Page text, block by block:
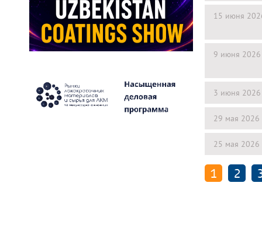
15 июня
9 июня 2026
3 июня 2026
29 мая 2026
25 мая 2026
1 2